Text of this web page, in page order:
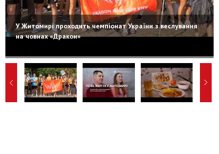
У Житомирі проходить чемпіонат України з веслування
на човнах «Дракон»